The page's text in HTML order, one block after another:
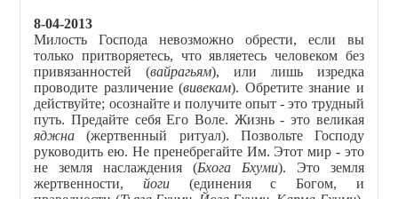
8-04-2013
Милость Господа невозможно обрести, если вы
только притворяетесь, что являетесь человеком без
привязанностей (вайрагьям), или лишь изредка
проводите различение (вивекам). Обретите знание и
действуйте; осознайте и получите опыт - это трудный
путь. Предайте себя Его Воле. Жизнь - это великая
яджна (жертвенный ритуал). Позвольте Господу
руководить ею. Не пренебрегайте Им. Этот мир - это
не земля наслаждения (Бхога Бхуми). Это земля
жертвенности,йоги (единения с Богом, и